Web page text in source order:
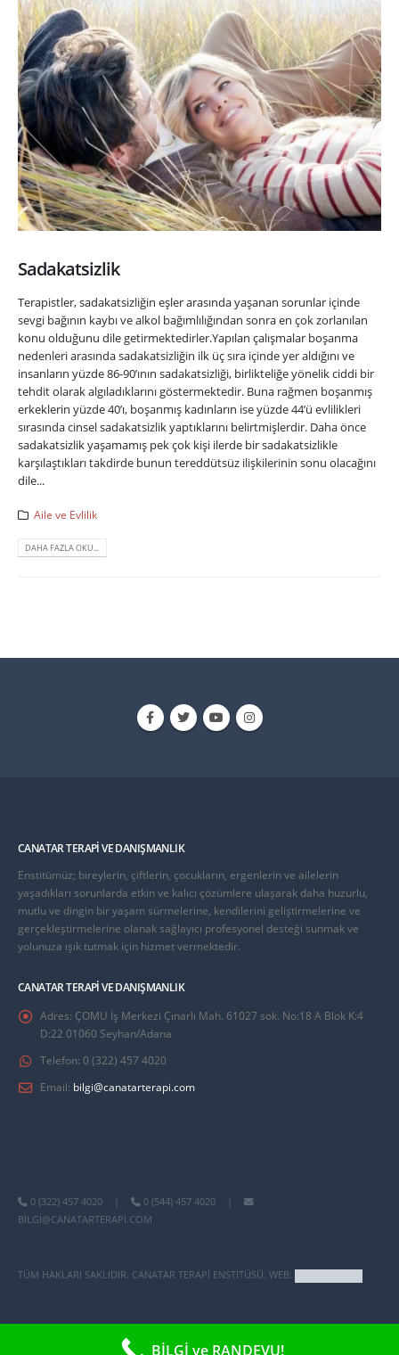
Sadakatsizlik
Terapistler, sadakatsizliğin eşler arasında yaşanan sorunlar içinde
sevgi bağının kaybı ve alkol bağımlılığından sonra en çok zorlanılan
konu olduğunu dile getirmektedirler.Yapılan çalışmalar boşanma
nedenleri arasında sadakatsizliğin ilk üç sıra içinde yer aldığını ve
insanların yüzde 86-90’ının sadakatsizliği, birlikteliğe yönelik ciddi bir
tehdit olarak algıladıklarını göstermektedir. Buna rağmen boşanmış
erkeklerin yüzde 40’ı, boşanmış kadınların ise yüzde 44’ü evlilikleri
sırasında cinsel sadakatsizlik yaptıklarını belirtmişlerdir. Daha önce
sadakatsizlik yaşamamış pek çok kişi ilerde bir sadakatsizlikle
karşılaştıkları takdirde bunun tereddütsüz ilişkilerinin sonu olacağını
dile...
Aile ve Evlilik
DAHA FAZLA OKU...
CANATAR TERAPI VE DANIŞMANLIK
Enstitümüz; bireylerin, çiftlerin, çocukların, ergenlerin ve ailelerin
yaşadıkları sorunlarda etkin ve kalıcı çözümlere ulaşarak daha huzurlu,
mutlu ve dingin bir yaşam sürmelerine, kendilerini geliştirmelerine ve
gerçekleştirmelerine olanak sağlayıcı profesyonel desteği sunmak ve
yolunuza ışık tutmak için hizmet vermektedir.
CANATAR TERAPI VE DANIŞMANLIK
Adres: ÇOMU İş Merkezi Çınarlı Mah. 61027 sok. No:18 A Blok K:4
D:22 01060 Seyhan/Adana
Telefon: 0 (322) 457 4020
Email: bilgi@canatarterapi.com
0 (322) 457 4020 0 (544) 457 4020
BILGI@CANATARTERAPI.COM
TÜM HAKLARI SAKLIDIR. CANATAR TERAPI ENSTITÜSÜ. WEB:
BİLGİ ve RANDEVU!